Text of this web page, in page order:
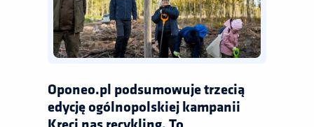
Oponeo.pl podsumowuje trzecią
edycję ogólnopolskiej kampanii